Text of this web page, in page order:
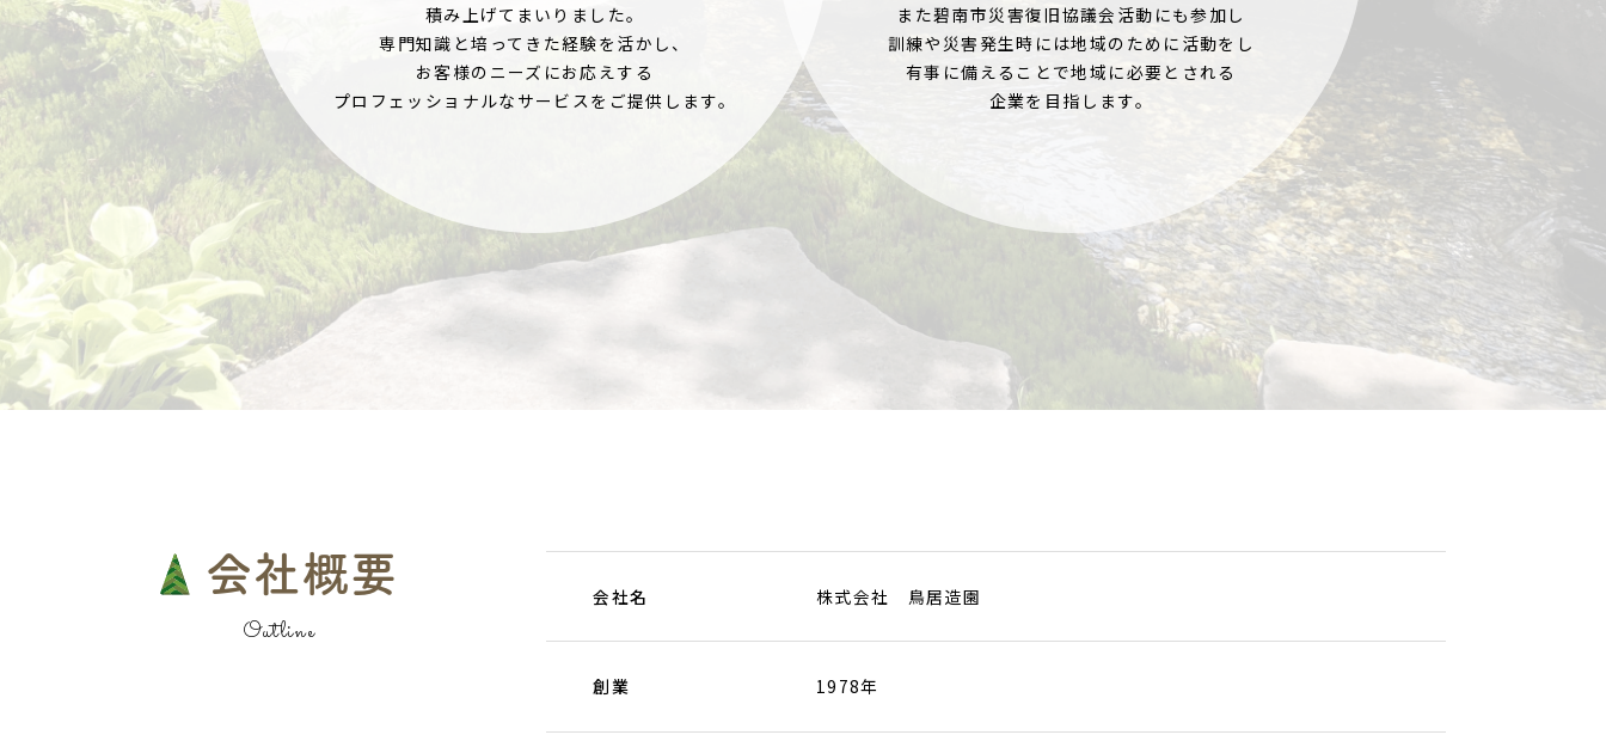
積み上げてまいりました。
専門知識と培ってきた経験を活かし、
お客様のニーズにお応えする
プロフェッショナルなサービスをご提供します。
また碧南市災害復旧協議会活動にも参加し
訓練や災害発生時には地域のために活動をし
有事に備えることで地域に必要とされる
企業を目指します。
会社概要
Outline
会社名 株式会社 鳥居造園
創業 1978年